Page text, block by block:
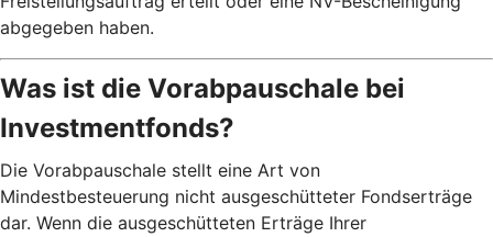
abgegeben haben.
Was ist die Vorabpauschale bei
Investmentfonds?
Die Vorabpauschale stellt eine Art von
Mindestbesteuerung nicht ausgeschütteter Fondserträge
dar. Wenn die ausgeschütteten Erträge Ihrer